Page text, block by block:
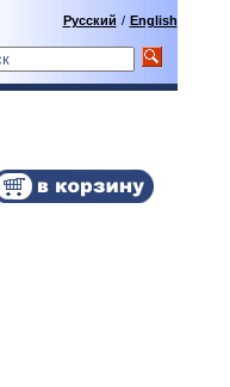
Русский / English